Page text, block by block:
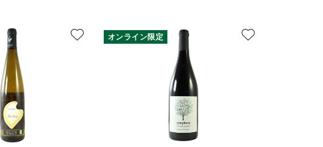
オンライン限定